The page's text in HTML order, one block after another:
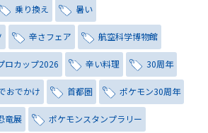
乗り換え 暑い
辛さフェア 航空科学博物館
ロカップ2026 辛い料理 30周年
おでかけ 首都圏 ポケモン30周年
竜展 ポケモンスタンプラリー